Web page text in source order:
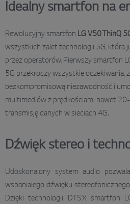
Idealny smartfon na
Rewolucyjny smartfon LG V50 ThinQ
wszystkich zalet technologii 5G, która
przez operatorów. Pierwszy smartfon
5G przekroczy wszystkie oczekiwania,
bezkompromisową niezawodność i
multimediów z prędkościami nawet
transmisję danych w sieciach 4G.
Dźwięk stereo i
Udoskonalony system audio
wspaniałego dźwięku
Dzięki technologii DTS:X smartfon